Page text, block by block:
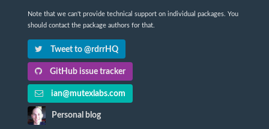
Note that we can't provide technical support on individual packages. You
should contact the package authors for that.
Tweet to @rdrrHQ
GitHub issue tracker
ian@mutexlabs.com
Personal blog